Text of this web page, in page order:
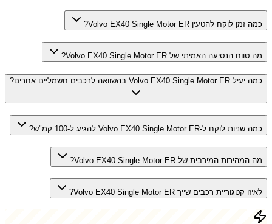
כמה זמן לוקח להטעין Volvo EX40 Single Motor ER?
מה טווח הנסיעה האמיתי של Volvo EX40 Single Motor ER?
כמה יעיל Volvo EX40 Single Motor ER בהשוואה לרכבים חשמליים אחרים?
כמה שניות לוקח ל-Volvo EX40 Single Motor ER להגיע ל-100 קמ"ש?
מה המהירות המירבית של Volvo EX40 Single Motor ER?
לאיזו קטגוריית רכבים שייך Volvo EX40 Single Motor ER?